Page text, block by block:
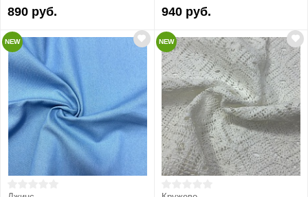
890 руб. 940 руб.
NEW NEW